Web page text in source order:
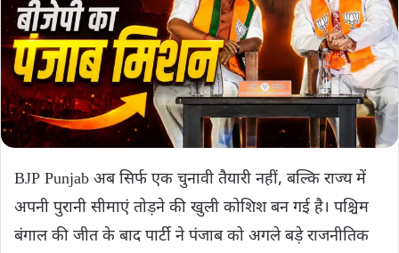
BJP Punjab अब सिर्फ एक चुनावी तैयारी नहीं, बल्कि राज्य में
अपनी पुरानी सीमाएं तोड़ने की खुली कोशिश बन गई है। पश्चिम
बंगाल की जीत के बाद पार्टी ने पंजाब को अगले बड़े राजनीतिक